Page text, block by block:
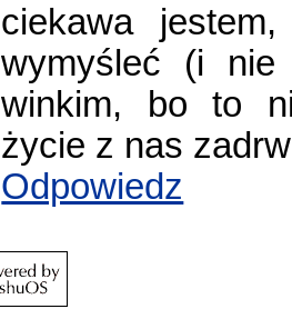
ciekawa
wymyśleć (i
winkim, bo to
życie z nas
Odpowiedz